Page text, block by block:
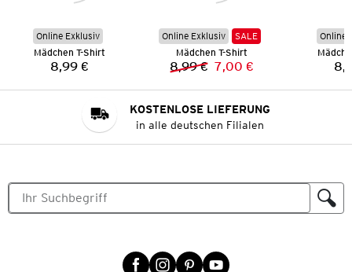
Online Exklusiv
Mädchen T-Shirt
Preis:
8,99 €
Online Exklusiv
SALE
Mädchen T-Shirt
Vorheriger Preis:
8,99 € Neuer Preis:
7,00 €
Online
KOSTENLOSE LIEFERUNG
in alle deutschen Filialen